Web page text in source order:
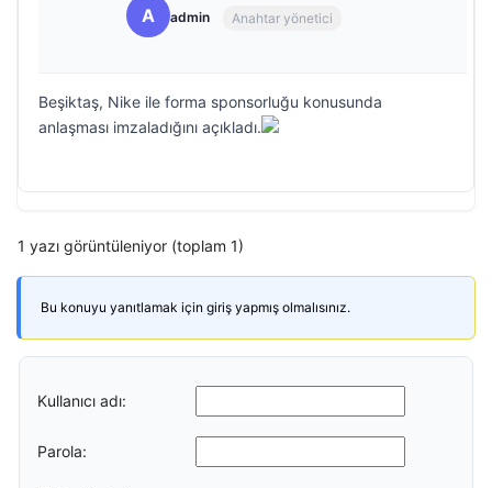
A admin Anahtar yönetici
Beşiktaş, Nike ile forma sponsorluğu konusunda
anlaşması imzaladığını açıkladı.
1 yazı görüntüleniyor (toplam 1)
Bu konuyu yanıtlamak için giriş yapmış olmalısınız.
Kullanıcı adı:
Parola: